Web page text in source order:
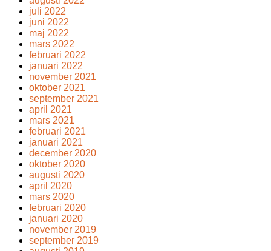
juli 2022
juni 2022
maj 2022
mars 2022
februari 2022
januari 2022
november 2021
oktober 2021
september 2021
april 2021
mars 2021
februari 2021
januari 2021
december 2020
oktober 2020
augusti 2020
april 2020
mars 2020
februari 2020
januari 2020
november 2019
september 2019